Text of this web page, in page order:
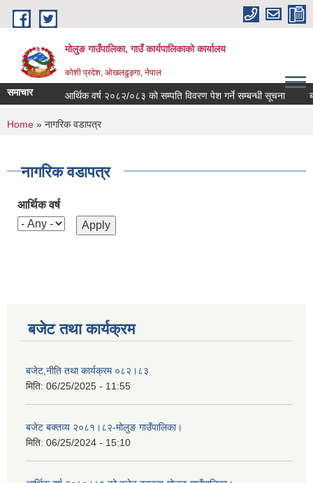
Skip to main content
मोलुङ गाउँपालिका, गाउँ कार्यपालिकाको कार्यालय
कोशी प्रदेश, ओखलढुङ्गा, नेपाल
समाचार आर्थिक वर्ष २०८२/०८३ को सम्पति विवरण पेश गर्ने सम्बन्धी सूचना
You are here
Home » नागरिक वडापत्र
नागरिक वडापत्र
आर्थिक वर्ष
बजेट तथा कार्यक्रम
बजेट,नीति तथा कार्यक्रम ०८२।८३
मिति: 06/25/2025 - 11:55
बजेट बक्तव्य २०८१।८२-मोलुङ गाउँपालिका।
मिति: 06/25/2024 - 15:10